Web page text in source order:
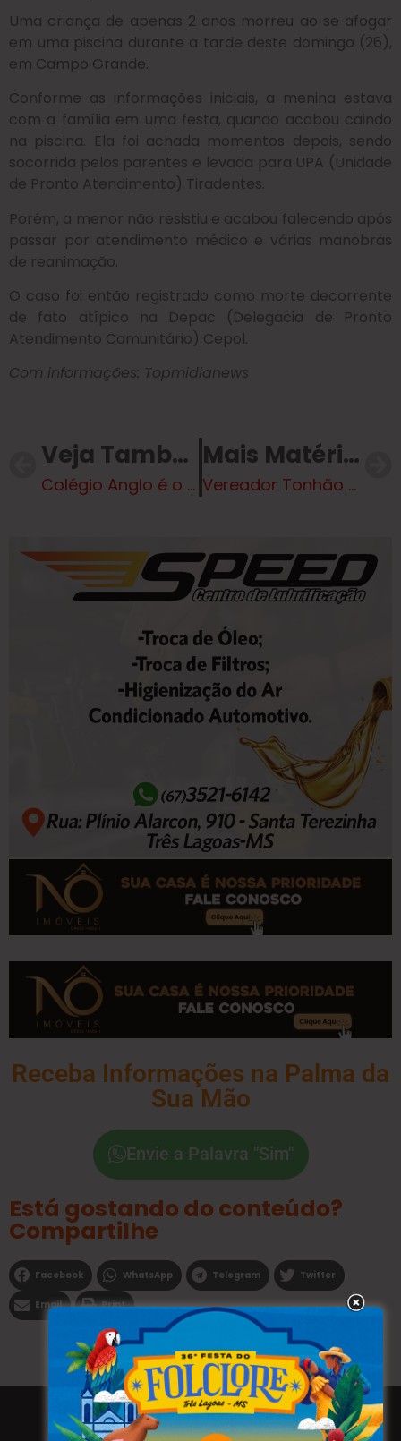
Uma criança de apenas 2 anos morreu ao se afogar
em uma piscina durante a tarde deste domingo (26),
em Campo Grande.
Conforme as informações iniciais, a menina estava
com a família em uma festa, quando acabou caindo
na piscina. Ela foi achada momentos depois, sendo
socorrida pelos parentes e levada para UPA (Unidade
de Pronto Atendimento) Tiradentes.
Porém, a menor não resistiu e acabou falecendo após
passar por atendimento médico e várias manobras
de reanimação.
O caso foi então registrado como morte decorrente
de fato atípico na Depac (Delegacia de Pronto
Atendimento Comunitário) Cepol.
Com informações: Topmidianews
Veja Também
Colégio Anglo é o grande vencedor do Vôlei de praia feminino do JET’s
Mais Matérias
Vereador Tonhão comunica seminário sobre Autismo na Câmara Municipal nesta terça-feira (28)
Receba Informações na Palma da
Sua Mão
Envie a Palavra "Sim"
Está gostando do conteúdo?
Compartilhe
Facebook WhatsApp Telegram Twitter
Email Print
Todos os direitos reservados a WEBFAVORITA.COM.BR